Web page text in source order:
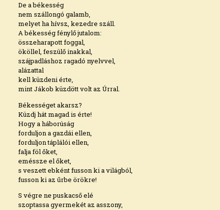
De a békesség
nem szállongó galamb,
melyet ha hívsz, kezedre száll.
A békesség fénylő jutalom:
összeharapott foggal,
ököllel, feszülő inakkal,
szájpadláshoz ragadó nyelvvel,
alázattal
kell küzdeni érte,
mint Jákob küzdött volt az Úrral.
Békességet akarsz?
Küzdj hát magad is érte!
Hogy a háborúság
forduljon a gazdái ellen,
forduljon táplálói ellen,
falja föl őket,
eméssze el őket,
s veszett ebként fusson ki a világból,
fusson ki az űrbe örökre!
S végre ne puskacső elé
szoptassa gyermekét az asszony,